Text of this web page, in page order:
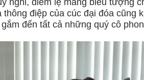
nghi, diễm lệ mang biểu tượng
điệp của cúc đại đóa cũng
đến tất cả những quý cô